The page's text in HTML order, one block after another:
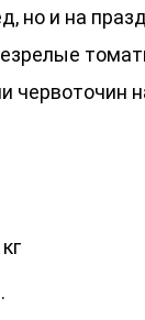
но и на
червоточин